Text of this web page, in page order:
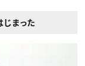
まった